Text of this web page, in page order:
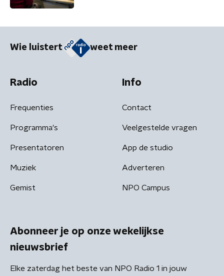
Wie luistert weet meer
Radio
Frequenties
Programma's
Presentatoren
Muziek
Gemist
Info
Contact
Veelgestelde vragen
App de studio
Adverteren
NPO Campus
Abonneer je op onze wekelijkse
nieuwsbrief
Elke zaterdag het beste van NPO Radio 1 in jouw